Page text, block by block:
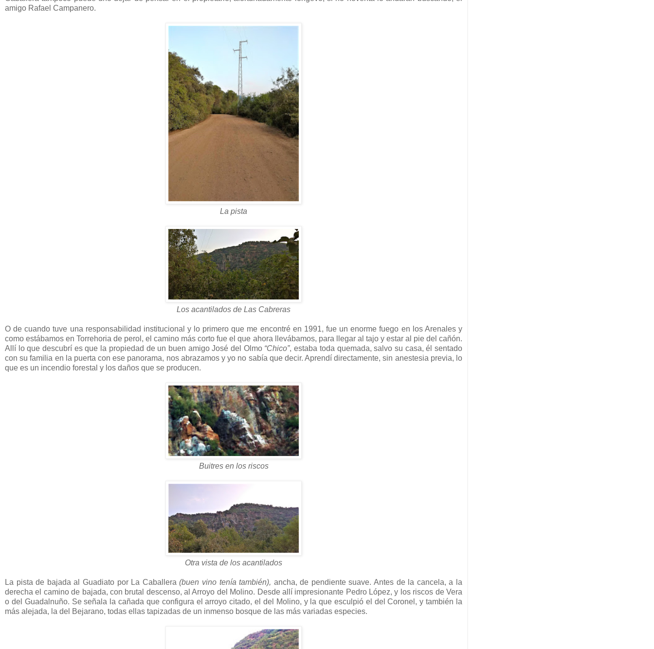
amigo Rafael Campanero.
La pista
Los acantilados de Las Cabreras
O de cuando tuve una responsabilidad institucional y lo primero que me encontré en 1991, fue un enorme fuego en los Arenales y
como estábamos en Torrehoria de perol, el camino más corto fue el que ahora llevábamos, para llegar al tajo y estar al pie del cañón.
Allí lo que descubrí es que la propiedad de un buen amigo José del Olmo “Chico”, estaba toda quemada, salvo su casa, él sentado
con su familia en la puerta con ese panorama, nos abrazamos y yo no sabía que decir. Aprendí directamente, sin anestesia previa, lo
que es un incendio forestal y los daños que se producen.
Buitres en los riscos
Otra vista de los acantilados
La pista de bajada al Guadiato por La Caballera(buen vino tenía también), ancha, de pendiente suave. Antes de la cancela, a la
derecha el camino de bajada, con brutal descenso, al Arroyo del Molino. Desde allí impresionante Pedro López, y los riscos de Vera
o del Guadalnuño. Se señala la cañada que configura el arroyo citado, el del Molino, y la que esculpió el del Coronel, y también la
más alejada, la del Bejarano, todas ellas tapizadas de un inmenso bosque de las más variadas especies.